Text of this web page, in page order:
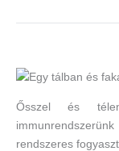
Ősszel és
rendszeres